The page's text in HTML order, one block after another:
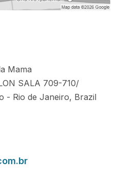
Mama
SALA 709-710/
- Rio de Janeiro, Brazil